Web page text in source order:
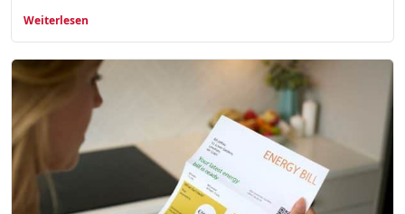
Weiterlesen